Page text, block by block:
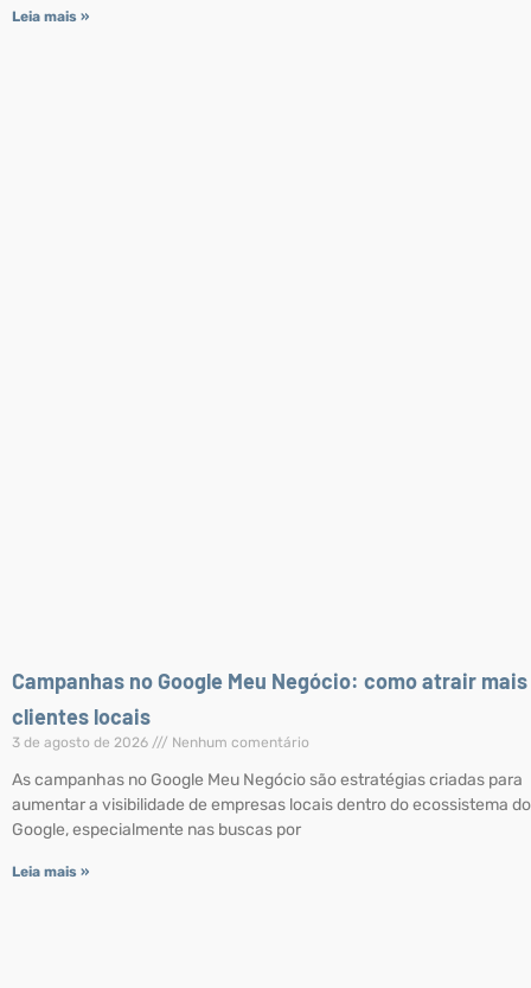
Leia mais »
Campanhas no Google Meu Negócio: como atrair mais
clientes locais
3 de agosto de 2026 Nenhum comentário
As campanhas no Google Meu Negócio são estratégias criadas para
aumentar a visibilidade de empresas locais dentro do ecossistema do
Google, especialmente nas buscas por
Leia mais »